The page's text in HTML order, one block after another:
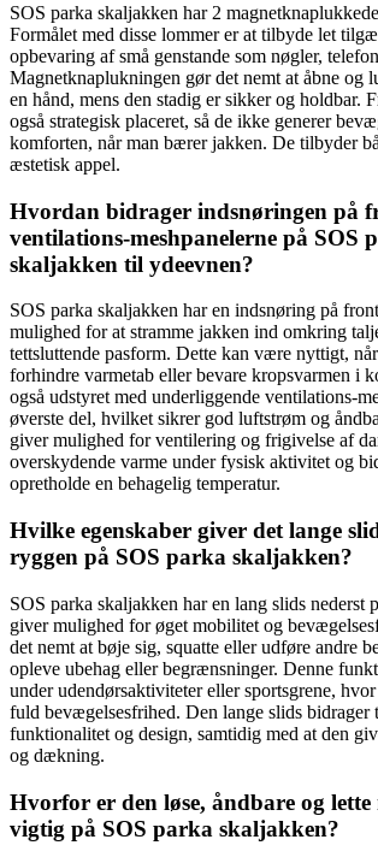
SOS parka skaljakken har 2
Formålet med disse lommer er at tilbyde let
opbevaring af små genstande som nøgler,
Magnetknaplukningen gør det nemt at åbne og
en hånd, mens den stadig er sikker og holdbar.
også strategisk placeret, så de ikke generer
komforten, når man bærer jakken. De tilbyder
æstetisk appel.
Hvordan bidrager indsnøringen på
ventilations-meshpanelerne på SOS
skaljakken til ydeevnen?
SOS parka skaljakken har en indsnøring på
mulighed for at stramme jakken ind omkring
tettsluttende pasform. Dette kan være nyttigt,
forhindre varmetab eller bevare kropsvarmen i
også udstyret med underliggende ventilations-
øverste del, hvilket sikrer god luftstrøm og
giver mulighed for ventilering og frigivelse af
overskydende varme under fysisk aktivitet og
opretholde en behagelig temperatur.
Hvilke egenskaber giver det lange
ryggen på SOS parka skaljakken?
SOS parka skaljakken har en lang slids nederst
giver mulighed for øget mobilitet og
det nemt at bøje sig, squatte eller udføre andre
opleve ubehag eller begrænsninger. Denne
under udendørsaktiviteter eller sportsgrene,
fuld bevægelsesfrihed. Den lange slids bidrager
funktionalitet og design, samtidig med at den
og dækning.
Hvorfor er den løse, åndbare og lette
vigtig på SOS parka skaljakken?